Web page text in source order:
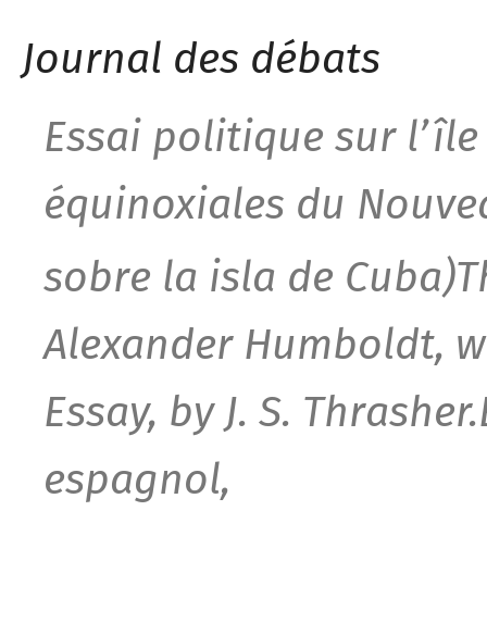
Journal des débats
Essai politique sur
équinoxiales du
sobre la isla de Cuba)
Alexander Humboldt,
Essay, by J. S. Thrasher.
espagnol,